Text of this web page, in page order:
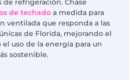
refrigeración. Chase
de techado a medida para
ventilada que responda a las
de Florida, mejorando el
uso de la energía para un
sostenible.